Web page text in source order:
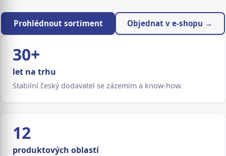
Prohlédnout sortiment Objednat v e-shopu →
30+
let na trhu
Stabilní český dodavatel se zázemím a know-how.
12
produktových oblastí